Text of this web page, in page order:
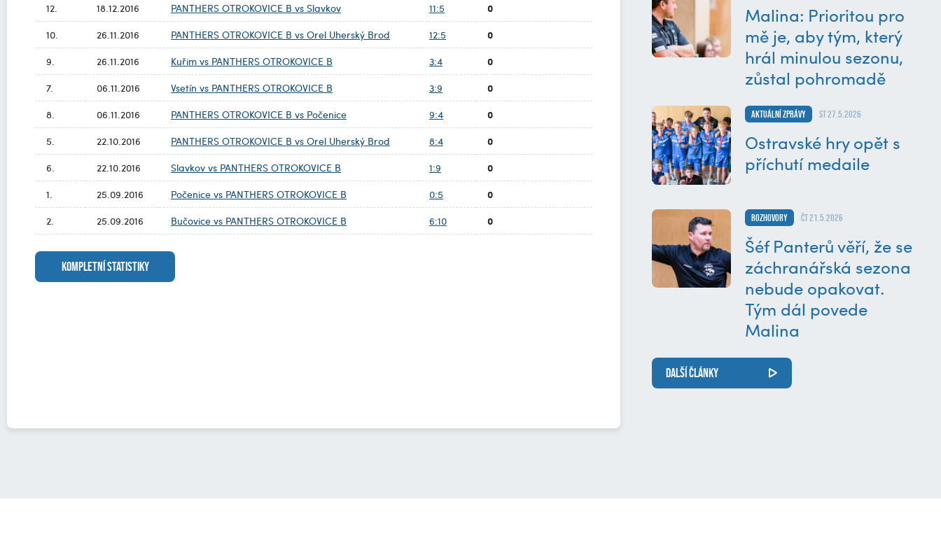
12. 18.12.2016 PANTHERS OTROKOVICE B vs Slavkov 11:5 0
10. 26.11.2016 PANTHERS OTROKOVICE B vs Orel Uherský Brod 12:5 0
9. 26.11.2016 Kuřim vs PANTHERS OTROKOVICE B 3:4 0
7. 06.11.2016 Vsetín vs PANTHERS OTROKOVICE B 3:9 0
8. 06.11.2016 PANTHERS OTROKOVICE B vs Počenice 9:4 0
5. 22.10.2016 PANTHERS OTROKOVICE B vs Orel Uherský Brod 8:4 0
6. 22.10.2016 Slavkov vs PANTHERS OTROKOVICE B 1:9 0
1. 25.09.2016 Počenice vs PANTHERS OTROKOVICE B 0:5 0
2. 25.09.2016 Bučovice vs PANTHERS OTROKOVICE B 6:10 0
KOMPLETNÍ STATISTIKY
Malina: Prioritou pro
mě je, aby tým, který
hrál minulou sezonu,
zůstal pohromadě
Aktuální zprávy st 27.5.2026
Ostravské hry opět s
příchutí medaile
Rozhovory čt 21.5.2026
Šéf Panterů věří, že se
záchranářská sezona
nebude opakovat.
Tým dál povede
Malina
DALŠÍ ČLÁNKY